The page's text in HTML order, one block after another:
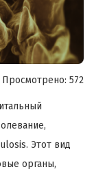
Просмотрено: 572
Этот вид
органы,